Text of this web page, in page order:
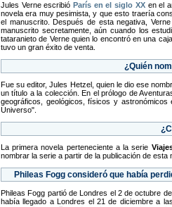
Jules Verne escribióParís en el siglo XXen el
novela era muy pesimista, y que esto traería
el manuscrito. Después de esta negativa,
manuscrito secretamente, aún cuando los
tataranieto de Verne quien lo encontró en una
tuvo un gran éxito de venta.
¿Quién
Fue su editor, Jules Hetzel, quien le dio ese
un título a la colección. En el prólogo de
geográficos, geológicos, físicos y
Universo".
La primera novela perteneciente a la serie
nombrar la serie a partir de la publicación de esta
Phileas Fogg consideró que había
Phileas Fogg partió de Londres el 2 de octubre
había llegado a Londres el 21 de diciembre a